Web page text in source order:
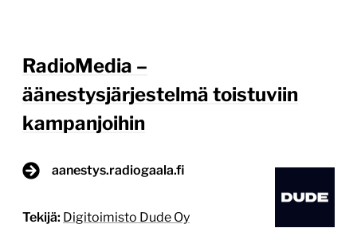
RadioMedia –
äänestysjärjestelmä toistuviin
kampanjoihin
aanestys.radiogaala.fi
Tekijä: Digitoimisto Dude Oy